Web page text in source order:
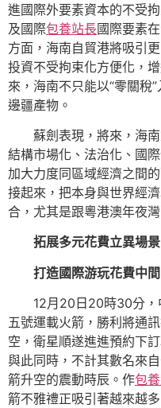
進國際外要素資本的不受
及國際包養站長國際要素
方面，海南自貿港將吸引
投資不受拘束化方便化，
來，海南不只能以“零關稅
邊疆產物。
蘇劍表現，將來，海
結構市場化、法治化、國
加大力度同區域經濟之間
接起來，把本身與世界經
合，尤其是跟粵港澳年夜
拓展多元花費立異場景
打造國際游玩花費中間
12月20日20時30分，
五號運載火箭，勝利將通
空，衛星順遂進進預約下
與此同時，不計其數名來
箭升空的震動時辰。作包
箭不雅禮正吸引著越來越